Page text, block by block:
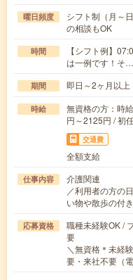
曜日頻度
シフト制（月～
の相談もOK
時間
【シフト例】
は一例です！そ…
期間 即日～2ヶ月以上
時給
無資格の方：時
円～2125円 / 初
交通費
全額支給
仕事内容
介護関連
／利用者の方の
い物や散歩の付
応募資格
職種未経験OK /
要
＼無資格＊未経
要・来社不要（